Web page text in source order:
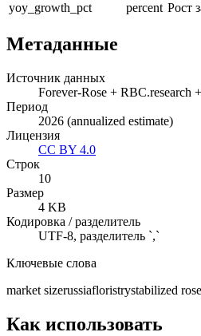
yoy_growth_pct
percent Рост
Метаданные
Источник данных
Forever-Rose + RBC.research
Период
2026 (annualized estimate)
Лицензия
CC BY 4.0
Строк
10
Размер
4 KB
Кодировка / разделитель
UTF-8, разделитель `,`
Ключевые слова
market sizerussiafloristrystabilized
Как использовать